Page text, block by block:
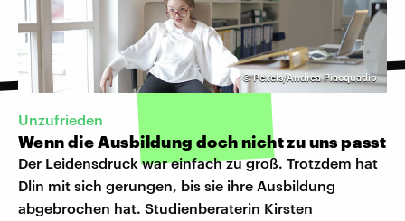
©Pexels/Andrea Piacquadio
Unzufrieden
Wenn die Ausbildung doch nicht zu uns passt
Der Leidensdruck war einfach zu groß. Trotzdem hat
Dlin mit sich gerungen, bis sie ihre Ausbildung
abgebrochen hat. Studienberaterin Kirsten